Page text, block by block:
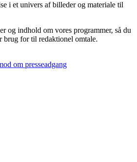
i et univers af billeder og materiale til
og indhold om vores programmer, så du
brug for til redaktionel omtale.
om presseadgang